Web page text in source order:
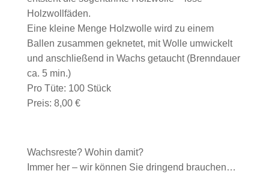
Holzwollfäden.
Eine kleine Menge Holzwolle wird zu einem
Ballen zusammen geknetet, mit Wolle umwickelt
und anschließend in Wachs getaucht (Brenndauer
ca. 5 min.)
Pro Tüte: 100 Stück
Preis: 8,00 €
Wachsreste? Wohin damit?
Immer her – wir können Sie dringend brauchen…